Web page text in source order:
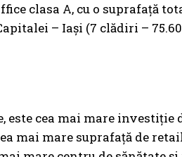
clasa A, cu o suprafață
– Iași (7 clădiri –
este cea mai mare
mai mare suprafaţă de